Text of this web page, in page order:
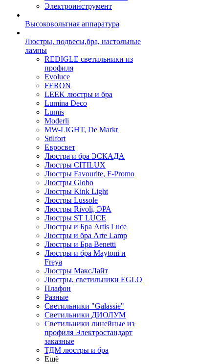
Электроинструмент
Высоковольтная аппаратура
Люстры, подвесы,бра, настольные
лампы
REDIGLE светильники из
профиля
Evoluce
FERON
LEEK люстры и бра
Lumina Deco
Lumis
Moderli
MW-LIGHT, De Markt
Stilfort
Евросвет
Люстра и бра ЭСКАДА
Люстры CITILUX
Люстры Favourite, F-Promo
Люстры Globo
Люстры Kink Light
Люстры Lussole
Люстры Rivoli, ЭРА
Люстры ST LUCE
Люстры и Бра Artis Luce
Люстры и бра Arte Lamp
Люстры и Бра Benetti
Люстры и бра Maytoni и
Freya
Люстры МаксЛайт
Люстры, светильники EGLO
Плафон
Разные
Светильники "Galassie"
Светильники ДИОЛУМ
Светильники линейные из
профиля Электростандарт
заказные
ТДМ люстры и бра
Ещё